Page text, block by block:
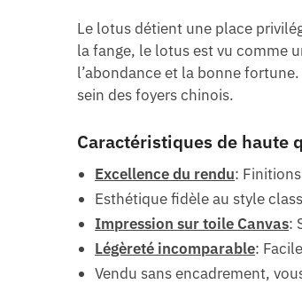
Le lotus détient une place
la fange, le lotus est vu comme
l’abondance et la bonne
sein des foyers chinois.
Caractéristiques de haute
Excellence du rendu:
Esthétique fidèle au style
Impression sur toile Canvas:
Légèreté incomparable:
Vendu sans encadrement,